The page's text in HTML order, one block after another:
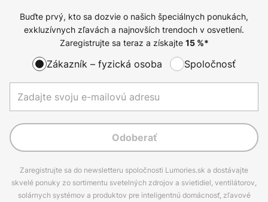
Buďte prvý, kto sa dozvie o našich špeciálnych ponukách,
exkluzívnych zľavách a najnovších trendoch v osvetlení.
Zaregistrujte sa teraz a získajte 15%*
Zákazník – fyzická osoba Spoločnosť
Odoberať
Zaregistrujte sa do newsletteru spoločnosti Lumories.sk a dostávajte
skvelé ponuky zo sortimentu svetelných zdrojov a svietidiel, ventilátorov,
solárnych systémov a produktov pre inteligentnú domácnosť, zľavové